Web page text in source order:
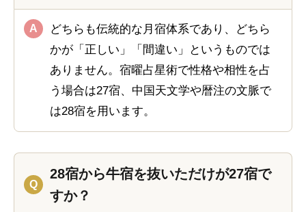
どちらも伝統的な月宿体系であり、どちら
かが「正しい」「間違い」というものでは
ありません。宿曜占星術で性格や相性を占
う場合は27宿、中国天文学や暦注の文脈で
は28宿を用います。
28宿から牛宿を抜いただけが27宿で
すか？